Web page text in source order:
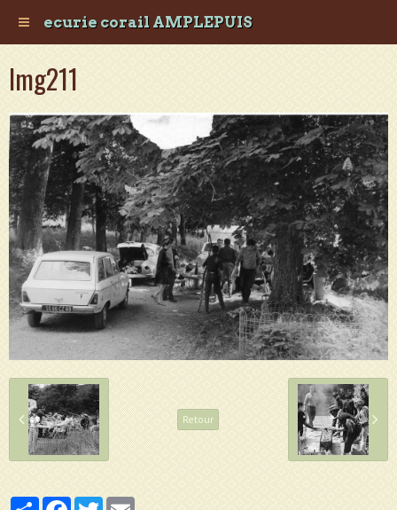
ecurie corail AMPLEPUIS
Img211
Retour
PartagerFacebookTwitterEmail